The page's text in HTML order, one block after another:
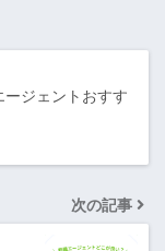
ジェントおすす
次の記事